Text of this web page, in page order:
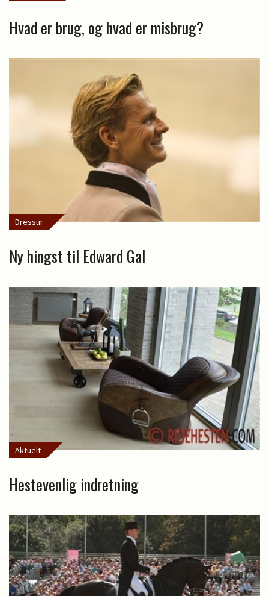
Hvad er brug, og hvad er misbrug?
Dressur
Ny hingst til Edward Gal
Aktuelt
Hestevenlig indretning